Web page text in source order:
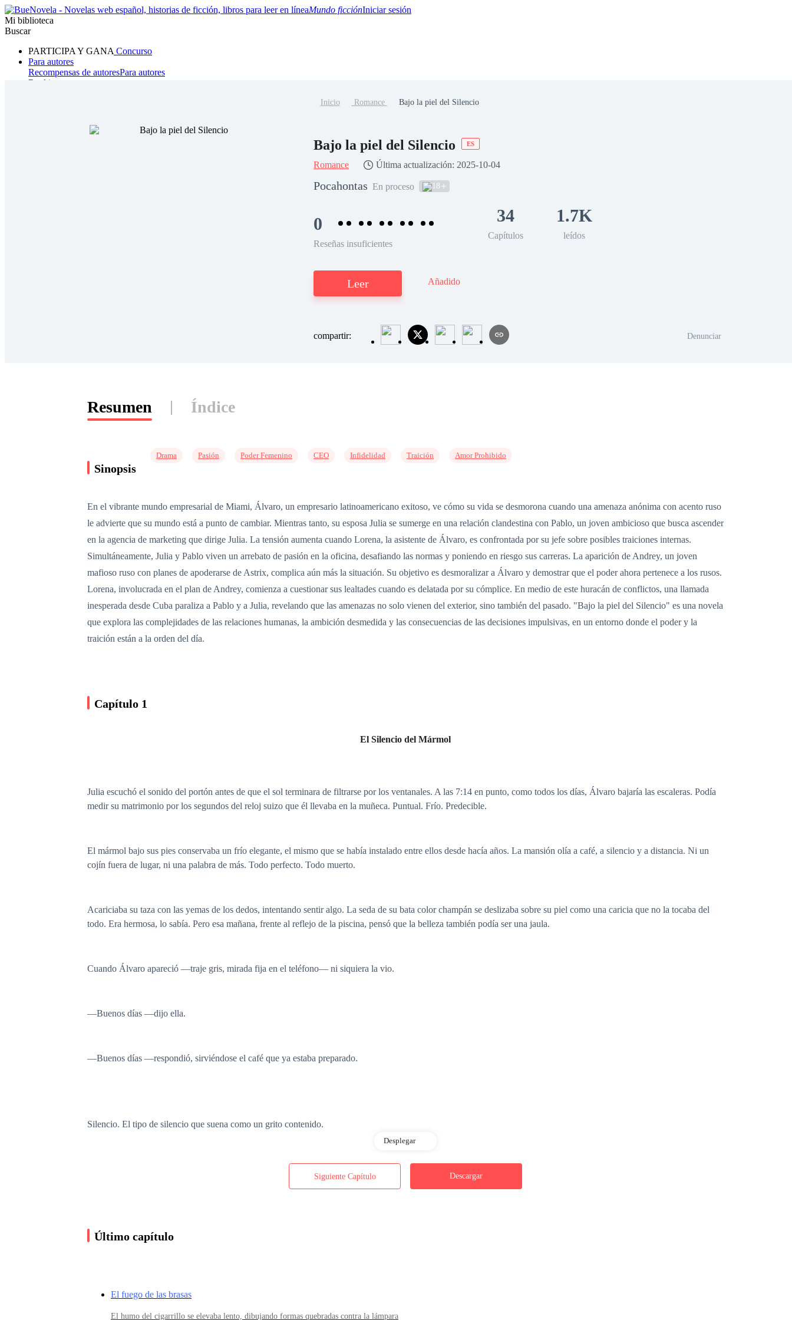
Mundo ficciónIniciar sesión
Mi biblioteca
Buscar
PARTICIPA Y GANA Concurso
Para autores
Recompensas de autoresPara autores
Ranking
Hombre lobo MafiaSistema Fantasía Urbano
Inicio Romance Bajo la piel del Silencio
Bajo la piel del Silencio ES
Romance Última actualización: 2025-10-04
Pocahontas En proceso 18
0
Reseñas insuficientes
34
Capítulos
1.7K
leídos
Leer Añadido
compartir: Denunciar
Resumen Índice
Sinopsis
Drama Pasión Poder Femenino CEO Infidelidad Traición Amor Prohibido
En el vibrante mundo empresarial de Miami, Álvaro, un empresario latinoamericano exitoso, ve cómo su vida se desmorona cuando una amenaza anónima con acento ruso
le advierte que su mundo está a punto de cambiar. Mientras tanto, su esposa Julia se sumerge en una relación clandestina con Pablo, un joven ambicioso que busca ascender
en la agencia de marketing que dirige Julia. La tensión aumenta cuando Lorena, la asistente de Álvaro, es confrontada por su jefe sobre posibles traiciones internas.
Simultáneamente, Julia y Pablo viven un arrebato de pasión en la oficina, desafiando las normas y poniendo en riesgo sus carreras. La aparición de Andrey, un joven
mafioso ruso con planes de apoderarse de Astrix, complica aún más la situación. Su objetivo es desmoralizar a Álvaro y demostrar que el poder ahora pertenece a los rusos.
Lorena, involucrada en el plan de Andrey, comienza a cuestionar sus lealtades cuando es delatada por su cómplice. En medio de este huracán de conflictos, una llamada
inesperada desde Cuba paraliza a Pablo y a Julia, revelando que las amenazas no solo vienen del exterior, sino también del pasado. "Bajo la piel del Silencio" es una novela
que explora las complejidades de las relaciones humanas, la ambición desmedida y las consecuencias de las decisiones impulsivas, en un entorno donde el poder y la
traición están a la orden del día.
Capítulo 1
El Silencio del Mármol
Julia escuchó el sonido del portón antes de que el sol terminara de filtrarse por los ventanales. A las 7:14 en punto, como todos los días, Álvaro bajaría las escaleras. Podía
medir su matrimonio por los segundos del reloj suizo que él llevaba en la muñeca. Puntual. Frío. Predecible.
El mármol bajo sus pies conservaba un frío elegante, el mismo que se había instalado entre ellos desde hacía años. La mansión olía a café, a silencio y a distancia. Ni un
cojín fuera de lugar, ni una palabra de más. Todo perfecto. Todo muerto.
Acariciaba su taza con las yemas de los dedos, intentando sentir algo. La seda de su bata color champán se deslizaba sobre su piel como una caricia que no la tocaba del
todo. Era hermosa, lo sabía. Pero esa mañana, frente al reflejo de la piscina, pensó que la belleza también podía ser una jaula.
Cuando Álvaro apareció —traje gris, mirada fija en el teléfono— ni siquiera la vio.
—Buenos días —dijo ella.
—Buenos días —respondió, sirviéndose el café que ya estaba preparado.
Silencio. El tipo de silencio que suena como un grito contenido.
Ella lo observó unos segundos más. Ese hombre había sido su obsesión, su premio, su pasaporte a una vida sin sobresaltos. Ahora solo era un huésped de paso.
Desplegar
Siguiente Capítulo Descargar
Último capítulo
El fuego de las brasas
El humo del cigarrillo se elevaba lento, dibujando formas quebradas contra la lámpara